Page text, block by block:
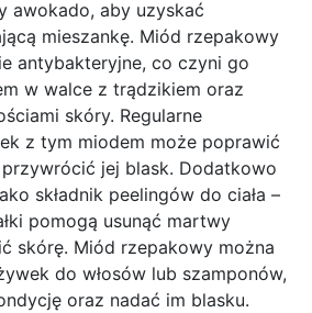
awokado, aby uzyskać
mieszankę. Miód rzepakowy
antybakteryjne, co czyni go
w walce z trądzikiem oraz
skóry. Regularne
z tym miodem może poprawić
jej blask. Dodatkowo
składnik peelingów do ciała –
pomogą usunąć martwy
skórę. Miód rzepakowy można
do włosów lub szamponów,
oraz nadać im blasku.